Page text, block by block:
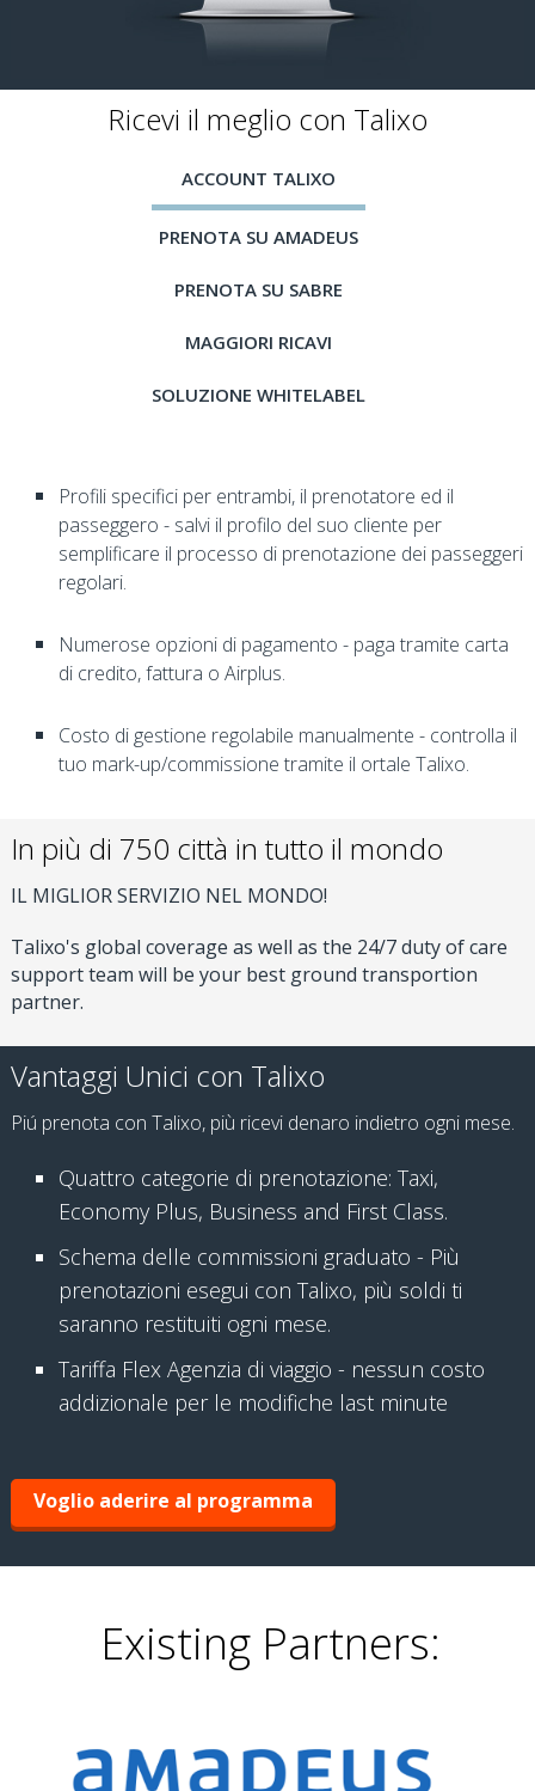
Ricevi il meglio con Talixo
ACCOUNT TALIXO
PRENOTA SU AMADEUS
PRENOTA SU SABRE
MAGGIORI RICAVI
SOLUZIONE WHITELABEL
Profili specifici per entrambi, il prenotatore ed il
passeggero - salvi il profilo del suo cliente per
semplificare il processo di prenotazione dei passeggeri
regolari.
Numerose opzioni di pagamento - paga tramite carta
di credito, fattura o Airplus.
Costo di gestione regolabile manualmente - controlla il
tuo mark-up/commissione tramite il ortale Talixo.
In più di 750 città in tutto il mondo
IL MIGLIOR SERVIZIO NEL MONDO!
Talixo's global coverage as well as the 24/7 duty of care
support team will be your best ground transportion
partner.
Vantaggi Unici con Talixo
Piú prenota con Talixo, più ricevi denaro indietro ogni mese.
Quattro categorie di prenotazione: Taxi,
Economy Plus, Business and First Class.
Schema delle commissioni graduato - Più
prenotazioni esegui con Talixo, più soldi ti
saranno restituiti ogni mese.
Tariffa Flex Agenzia di viaggio - nessun costo
addizionale per le modifiche last minute
Voglio aderire al programma
Existing Partners: